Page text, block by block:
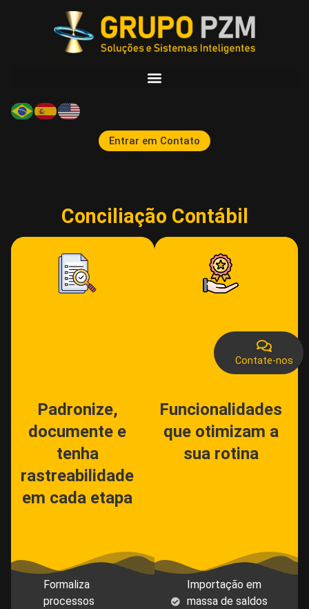
Entrar em Contato
Conciliação Contábil
Padronize,
documente e
tenha
rastreabilidade
em cada etapa
Formaliza
processos
Funcionalidades
que otimizam a
sua rotina
Importação em
massa de saldos
Contate-nos